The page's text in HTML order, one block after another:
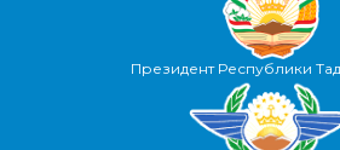
Президент Республики